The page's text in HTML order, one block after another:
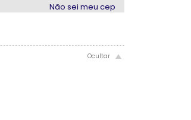
Não sei meu cep